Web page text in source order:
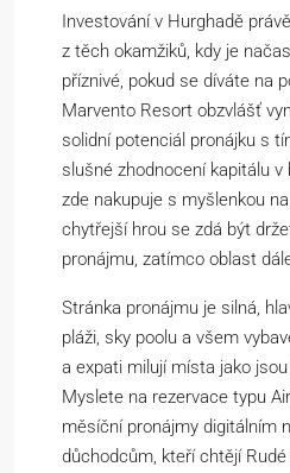
Investování v Hurghadě
z těch okamžiků, kdy je
příznivé, pokud se díváte na
Marvento Resort obzvlášť
solidní potenciál pronájku s
slušné zhodnocení kapitálu
zde nakupuje s myšlenkou
chytřejší hrou se zdá být
pronájmu, zatímco oblast
Stránka pronájmu je silná,
pláži, sky poolu a všem
a expati milují místa jako
Myslete na rezervace typu
měsíční pronájmy digitálním
důchodcům, kteří chtějí